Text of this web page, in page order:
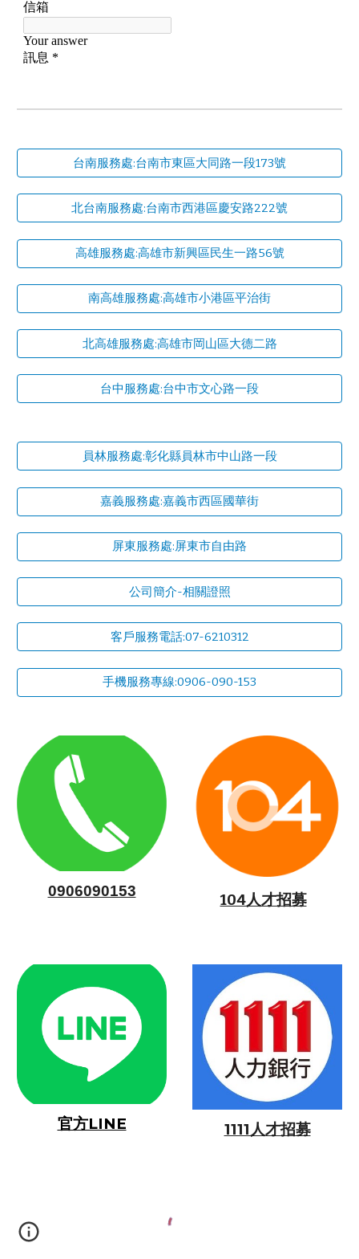
台南服務處:台南市東區大同路一段173號
北台南服務處:台南市西港區慶安路222號
高雄服務處:高雄市新興區民生一路56號
南高雄服務處:高雄市小港區平治街
北高雄服務處:高雄市岡山區大德二路
台中服務處:台中市文心路一段
員林服務處:彰化縣員林市中山路一段
嘉義服務處:嘉義市西區國華街
屏東服務處:屏東市自由路
公司簡介-相關證照
客戶服務電話:07-6210312
手機服務專線:0906-090-153
0906090153
104人才招募
官方LINE 1111人才招募